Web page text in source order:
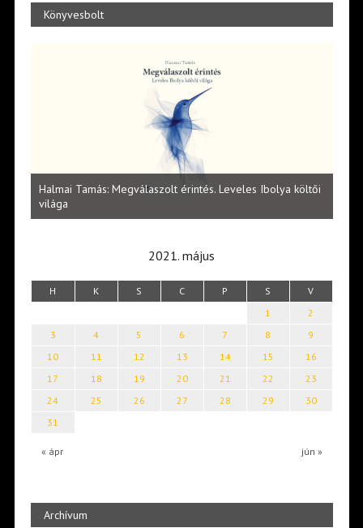
Könyvesbolt
Halmai Tamás: Megválaszolt érintés. Leveles Ibolya költői
világa
2021. május
H K S C P S V
« ápr jún »
1
2
3
4 5 6 7 8
9
10
11 12 13 14 15
16
17
18 19 20 21 22
23
24
25 26 27 28 29
30
31
Archívum